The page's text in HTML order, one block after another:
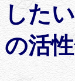
した
の活